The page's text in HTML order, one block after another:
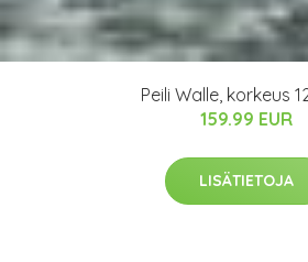
Peili Walle, korkeus
159.99 EUR
LISÄTIETOJA